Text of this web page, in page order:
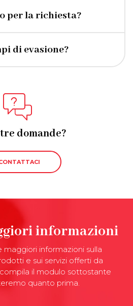
per la richiesta?
di evasione?
domande?
informazioni
maggiori informazioni sulla
e sui servizi offerti da
il modulo sottostante
quanto prima.